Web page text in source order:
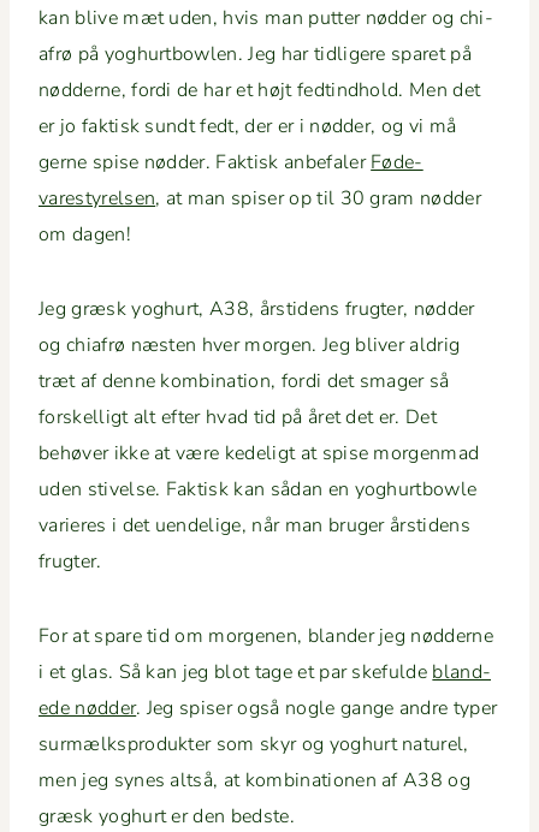
kan blive mæt uden, hvis man put­ter nød­der og chi­
afrø på yoghurt­bowlen. Jeg har tidligere sparet på
nød­derne, for­di de har et højt fedtind­hold. Men det
er jo fak­tisk sundt fedt, der er i nød­der, og vi må
gerne spise nød­der. Fak­tisk anbe­falerFøde­
varestyrelsen, at man spis­er op til 30 gram nød­der
om dagen!
Jeg græsk yoghurt, A38, årsti­dens frugter, nød­der
og chi­afrø næsten hver mor­gen. Jeg bliv­er aldrig
træt af denne kom­bi­na­tion, for­di det smager så
forskel­ligt alt efter hvad tid på året det er. Det
behøver ikke at være kedeligt at spise mor­gen­mad
uden stivelse. Fak­tisk kan sådan en yoghurt­bowle
vari­eres i det uen­delige, når man bruger årsti­dens
frugter.
For at spare tid om mor­ge­nen, bland­er jeg nød­derne
i et glas. Så kan jeg blot tage et par ske­fulde bland­
ede nød­der. Jeg spis­er også nogle gange andre typer
sur­mælk­spro­duk­ter som skyr og yoghurt naturel,
men jeg synes alt­så, at kom­bi­na­tio­nen af A38 og
græsk yoghurt er den bedste.